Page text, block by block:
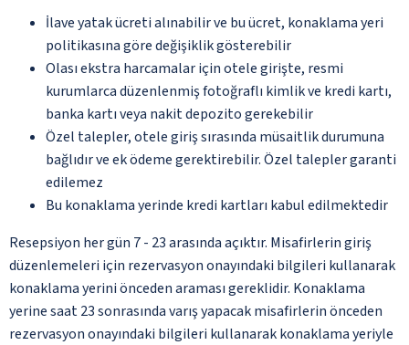
İlave yatak ücreti alınabilir ve bu ücret, konaklama yeri
politikasına göre değişiklik gösterebilir
Olası ekstra harcamalar için otele girişte, resmi
kurumlarca düzenlenmiş fotoğraflı kimlik ve kredi kartı,
banka kartı veya nakit depozito gerekebilir
Özel talepler, otele giriş sırasında müsaitlik durumuna
bağlıdır ve ek ödeme gerektirebilir. Özel talepler garanti
edilemez
Bu konaklama yerinde kredi kartları kabul edilmektedir
Resepsiyon her gün 7 - 23 arasında açıktır. Misafirlerin giriş
düzenlemeleri için rezervasyon onayındaki bilgileri kullanarak
konaklama yerini önceden araması gereklidir. Konaklama
yerine saat 23 sonrasında varış yapacak misafirlerin önceden
rezervasyon onayındaki bilgileri kullanarak konaklama yeriyle